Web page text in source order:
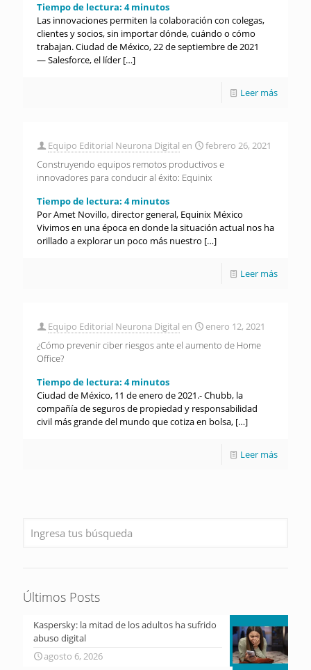
Tiempo de lectura: 4 minutos
Las innovaciones permiten la colaboración con colegas,
clientes y socios, sin importar dónde, cuándo o cómo
trabajan. Ciudad de México, 22 de septiembre de 2021
— Salesforce, el líder […]
Leer más
Equipo Editorial Neurona Digital en
febrero 26, 2021
Construyendo equipos remotos productivos e
innovadores para conducir al éxito: Equinix
Tiempo de lectura: 4 minutos
Por Amet Novillo, director general, Equinix México
Vivimos en una época en donde la situación actual nos ha
orillado a explorar un poco más nuestro […]
Leer más
Equipo Editorial Neurona Digital en
enero 12, 2021
¿Cómo prevenir ciber riesgos ante el aumento de Home
Office?
Tiempo de lectura: 4 minutos
Ciudad de México, 11 de enero de 2021.- Chubb, la
compañía de seguros de propiedad y responsabilidad
civil más grande del mundo que cotiza en bolsa, […]
Leer más
Últimos Posts
Kaspersky: la mitad de los adultos ha sufrido
abuso digital
agosto 6, 2026